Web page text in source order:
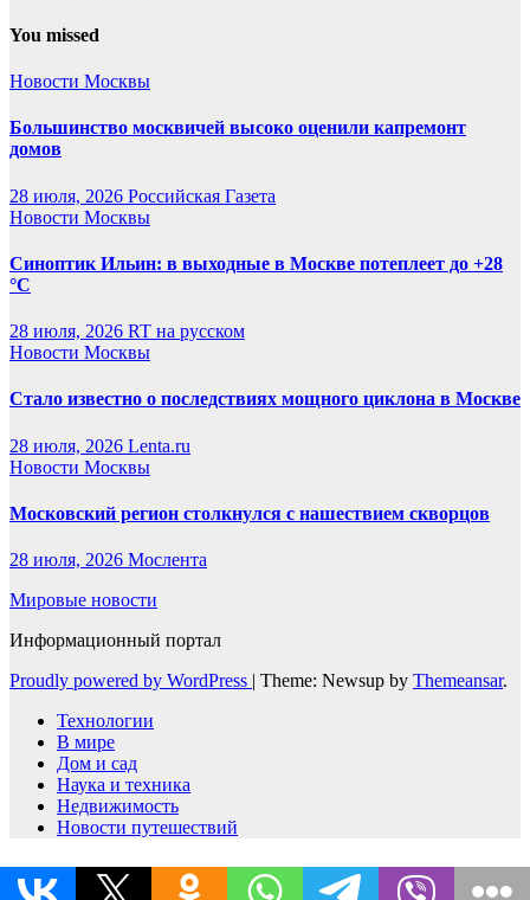
You missed
Новости Москвы
Большинство москвичей высоко оценили капремонт
домов
28 июля, 2026 Российская Газета
Новости Москвы
Синоптик Ильин: в выходные в Москве потеплеет до +28
°C
28 июля, 2026 RT на русском
Новости Москвы
Стало известно о последствиях мощного циклона в Москве
28 июля, 2026 Lenta.ru
Новости Москвы
Московский регион столкнулся с нашествием скворцов
28 июля, 2026 Мослента
Мировые новости
Информационный портал
Proudly powered by WordPress | Theme: Newsup by Themeansar.
Технологии
В мире
Дом и сад
Наука и техника
Недвижимость
Новости путешествий